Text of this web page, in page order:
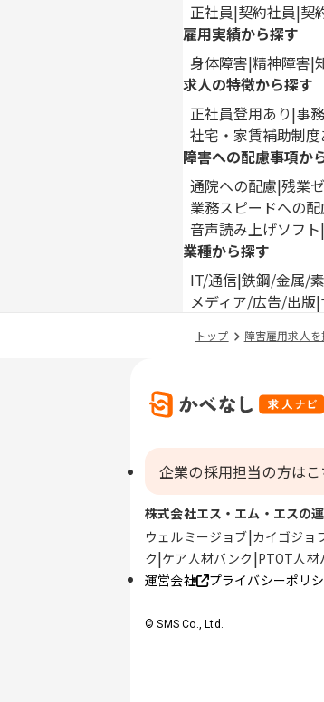
正社員 契約社員 契
雇用実績から探す
身体障害 精神障害
求人の特徴から探す
正社員登用あり 事
社宅・家賃補助制度
障害への配慮事項か
通院への配慮 残業
業務スピードへの配
音声読み上げソフト
業種から探す
IT/通信 鉄鋼/金属/
メディア/広告/出版
トップ 障害雇用求人を
企業の採用担当の方はこ
株式会社エス・エム・エスの
ウェルミージョブ カイゴジョ
ク ケア人材バンク PTOT人材
運営会社
プライバシーポリ
© SMS Co., Ltd.